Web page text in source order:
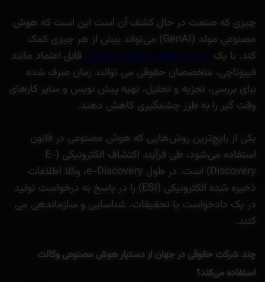
چیزی که صنعت در حال کشف آن است این است که هوش
مصنوعی مولد (GenAI) می‌تواند بیش از هر چیزی کمک
کند. با یک دستیار حقوقی هوش مصنوعی قابل اعتماد مانند
فیبوناچی، متخصصان حقوقی می توانند زمان صرف شده
برای بررسی، تجزیه و تحلیل، تهیه پیش نویس و سایر کارهای
وقت گیر را به طرز چشمگیری کاهش دهند.
یکی از رایج‌ترین روش‌هایی که هوش مصنوعی در قانون
استفاده می‌شود، طی فرآیند اکتشاف الکترونیکی (E-
Discovery) است. در طول e-Discovery، وکلا اطلاعات
ذخیره شده الکترونیکی (ESI) را در پاسخ به درخواست تولید
در یک دادخواست یا تحقیقات، شناسایی و سازماندهی می
کنند.
چند شرکت حقوقی در جهان از دستیار هوش مصنوعی وکالت
استفاده می‌کند؟